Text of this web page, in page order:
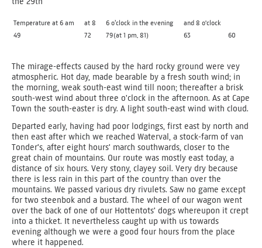
Temperature at 6 am at 8 6 o’clock in the evening
and 8 o'clock
49
72 79(at 1 pm, 81) 63 60
The mirage-effects caused by the hard rocky ground were vey
atmospheric. Hot day, made bearable by a fresh south wind; in
the morning, weak south-east wind till noon; thereafter a brisk
south-west wind about three o'clock in the afternoon. As at Cape
Town the south-easter is dry. A light south-east wind with cloud.
Departed early, having had poor lodgings, first east by north and
then east after which we reached Waterval, a stock-farm of van
Tonder's, after eight hours' march southwards, closer to the
great chain of mountains. Our route was mostly east today, a
distance of six hours. Very stony, clayey soil. Very dry because
there is less rain in this part of the country than over the
mountains. We passed various dry rivulets. Saw no game except
for two steenbok and a bustard. The wheel of our wagon went
over the back of one of our Hottentots' dogs whereupon it crept
into a thicket. It nevertheless caught up with us towards
evening although we were a good four hours from the place
where it happened.